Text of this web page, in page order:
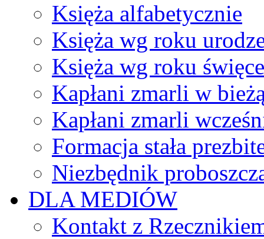
Księża alfabetycznie
Księża wg roku
Księża wg roku
Kapłani zmarli w
Kapłani zmarli
Formacja stała
Niezbędnik
DLA MEDIÓW
Kontakt z